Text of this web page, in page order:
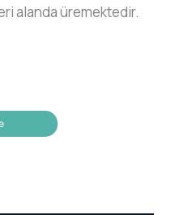
alanda üremektedir.